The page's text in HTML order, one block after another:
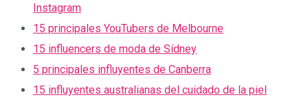
Instagram
15 principales YouTubers de Melbourne
15 influencers de moda de Sídney
5 principales influyentes de Canberra
15 influyentes australianas del cuidado de la piel